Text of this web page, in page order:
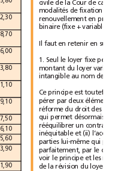
42,30
38,70
36,00
33,80
31,10
29,10
27,50
26,10
25,60
23,90
21,90
civile
de la Cour de
modalités de fixation
renouvellement
en
b
inaire (fixe +
faut en retenir en
1. le loyer fixe
montant du loyer
intangible
au nom de
Ce principe est
pérer par deux
réforme du droit
des
qui
permet désormais
rééquilibrer un
inéquitable et (ii)
parties
lui-même
qui
parfaitement,
par le
voir le principe et les
de la révision du loyer